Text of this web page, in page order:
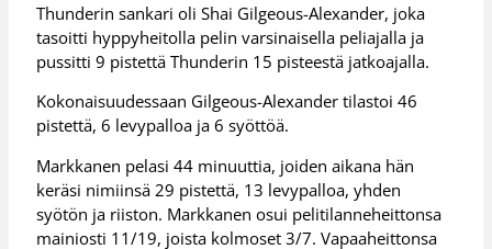
Thunderin sankari oli Shai Gilgeous-Alexander, joka
tasoitti hyppyheitolla pelin varsinaisella peliajalla ja
pussitti 9 pistettä Thunderin 15 pisteestä jatkoajalla.
Kokonaisuudessaan Gilgeous-Alexander tilastoi 46
pistettä, 6 levypalloa ja 6 syöttöä.
Markkanen pelasi 44 minuuttia, joiden aikana hän
keräsi nimiinsä 29 pistettä, 13 levypalloa, yhden
syötön ja riiston. Markkanen osui pelitilanneheittonsa
mainiosti 11/19, joista kolmoset 3/7. Vapaaheittonsa